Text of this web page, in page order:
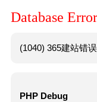
Database Error
(1040) 365建站错
PHP Debug